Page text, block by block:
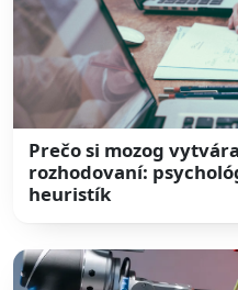
Prečo si mozog
rozhodovaní:
heuristík